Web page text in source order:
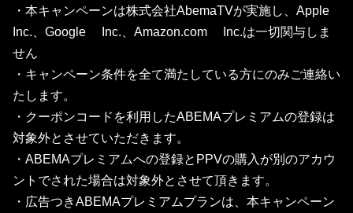
・本キャンペーンは株式会社AbemaTVが実施し、Apple
Inc.、Google Inc.、Amazon.com Inc.は一切関与しま
せん
・キャンペーン条件を全て満たしている方にのみご連絡い
たします。
・クーポンコードを利用したABEMAプレミアムの登録は
対象外とさせていただきます。
・ABEMAプレミアムへの登録とPPVの購入が別のアカウ
ントでされた場合は対象外とさせて頂きます。
・広告つきABEMAプレミアムプランは、本キャンペーン